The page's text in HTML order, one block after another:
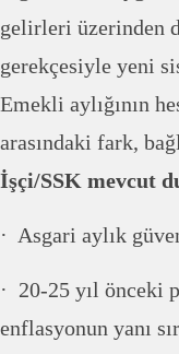
gelirleri üzerinden
gerekçesiyle yeni
Emekli aylığının
arasındaki fark,
İşçi/SSK mevcut
· Asgari aylık
· 20-25 yıl önceki
enflasyonun yanı